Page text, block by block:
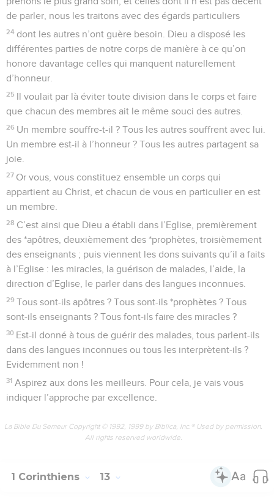
de parler, nous les traitons avec des égards particuliers
24 dont les autres n’ont guère besoin. Dieu a disposé les
différentes parties de notre corps de manière à ce qu’on
honore davantage celles qui manquent naturellement
d’honneur.
25 Il voulait par là éviter toute division dans le corps et faire
que chacun des membres ait le même souci des autres.
26 Un membre souffre-t-il ? Tous les autres souffrent avec lui.
Un membre est-il à l’honneur ? Tous les autres partagent sa
joie.
27 Or vous, vous constituez ensemble un corps qui
appartient au Christ, et chacun de vous en particulier en est
un membre.
28 C’est ainsi que Dieu a établi dans l’Eglise, premièrement
des *apôtres, deuxièmement des *prophètes, troisièmement
des enseignants ; puis viennent les dons suivants qu’il a faits
à l’Eglise : les miracles, la guérison de malades, l’aide, la
direction d’Eglise, le parler dans des langues inconnues.
29 Tous sont-ils apôtres ? Tous sont-ils *prophètes ? Tous
sont-ils enseignants ? Tous font-ils faire des miracles ?
30 Est-il donné à tous de guérir des malades, tous parlent-ils
dans des langues inconnues ou tous les interprètent-ils ?
Evidemment non !
31 Aspirez aux dons les meilleurs. Pour cela, je vais vous
indiquer l’approche par excellence.
La Bible Du Semeur Copyright © 1992, 1999 by Biblica, Inc.® Used by permission.
All rights reserved worldwide.
1 Corinthiens 13